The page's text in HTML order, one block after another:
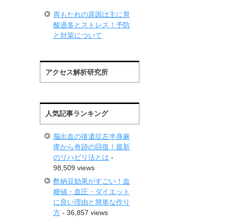
胃もたれの原因は主に胃
酸過多とストレス！予防
と対策について
アクセス解析研究所
人気記事ランキング
脳出血の後遺症左半身麻
痺から奇跡の回復！最新
のリハビリ法とは -
98,509 views
酢納豆効果がすごい！血
糖値・血圧・ダイエット
に良い理由と簡単な作り
方 - 36,857 views